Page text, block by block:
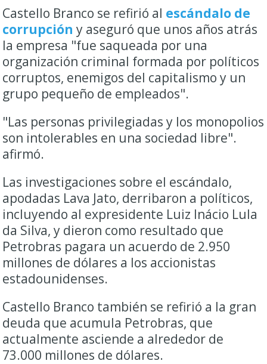
Castello Branco se refirió al escándalo de
corrupción y aseguró que unos años atrás
la empresa "fue saqueada por una
organización criminal formada por políticos
corruptos, enemigos del capitalismo y un
grupo pequeño de empleados".
"Las personas privilegiadas y los monopolios
son intolerables en una sociedad libre".
afirmó.
Las investigaciones sobre el escándalo,
apodadas Lava Jato, derribaron a políticos,
incluyendo al expresidente Luiz Inácio Lula
da Silva, y dieron como resultado que
Petrobras pagara un acuerdo de 2.950
millones de dólares a los accionistas
estadounidenses.
Castello Branco también se refirió a la gran
deuda que acumula Petrobras, que
actualmente asciende a alrededor de
73.000 millones de dólares.